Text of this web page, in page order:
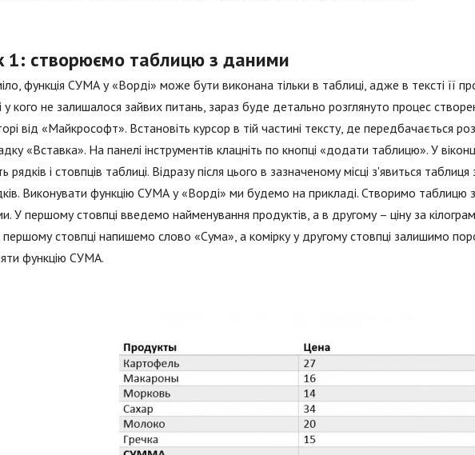
1: створюємо таблицю з даними
функція СУМА у «Ворді» може бути виконана тільки в таблиці, адже в тексті її
кого не залишалося зайвих питань, зараз буде детально розглянуто процес
від «Майкрософт». Встановіть курсор в тій частині тексту, де передбачається
«Вставка». На панелі інструментів клацніть по кнопці «додати таблицю». У
рядків і стовпців таблиці. Відразу після цього в зазначеному місці з'явиться
Виконувати функцію СУМА у «Ворді» ми будемо на прикладі. Створимо таблицю
У першому стовпці введемо найменування продуктів, а в другому – ціну за
першому стовпці напишемо слово «Сума», а комірку у другому стовпці залишимо
функцію СУМА.